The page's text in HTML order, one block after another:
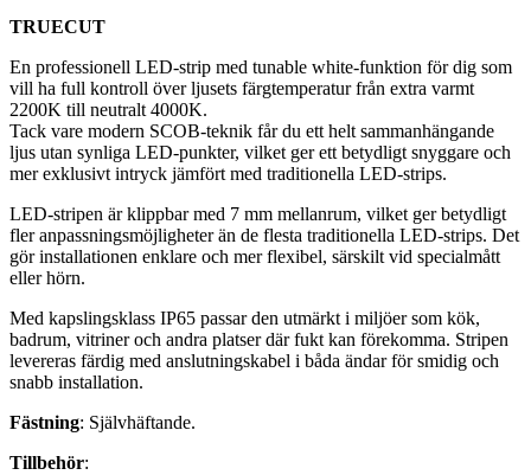
TRUECUT
En professionell LED-strip med tunable white-funktion för dig som
vill ha full kontroll över ljusets färgtemperatur från extra varmt
2200K till neutralt 4000K.
Tack vare modern SCOB-teknik får du ett helt sammanhängande
ljus utan synliga LED-punkter, vilket ger ett betydligt snyggare och
mer exklusivt intryck jämfört med traditionella LED-strips.
LED-stripen är klippbar med 7 mm mellanrum, vilket ger betydligt
fler anpassningsmöjligheter än de flesta traditionella LED-strips. Det
gör installationen enklare och mer flexibel, särskilt vid specialmått
eller hörn.
Med kapslingsklass IP65 passar den utmärkt i miljöer som kök,
badrum, vitriner och andra platser där fukt kan förekomma. Stripen
levereras färdig med anslutningskabel i båda ändar för smidig och
snabb installation.
Fästning: Självhäftande.
Tillbehör: